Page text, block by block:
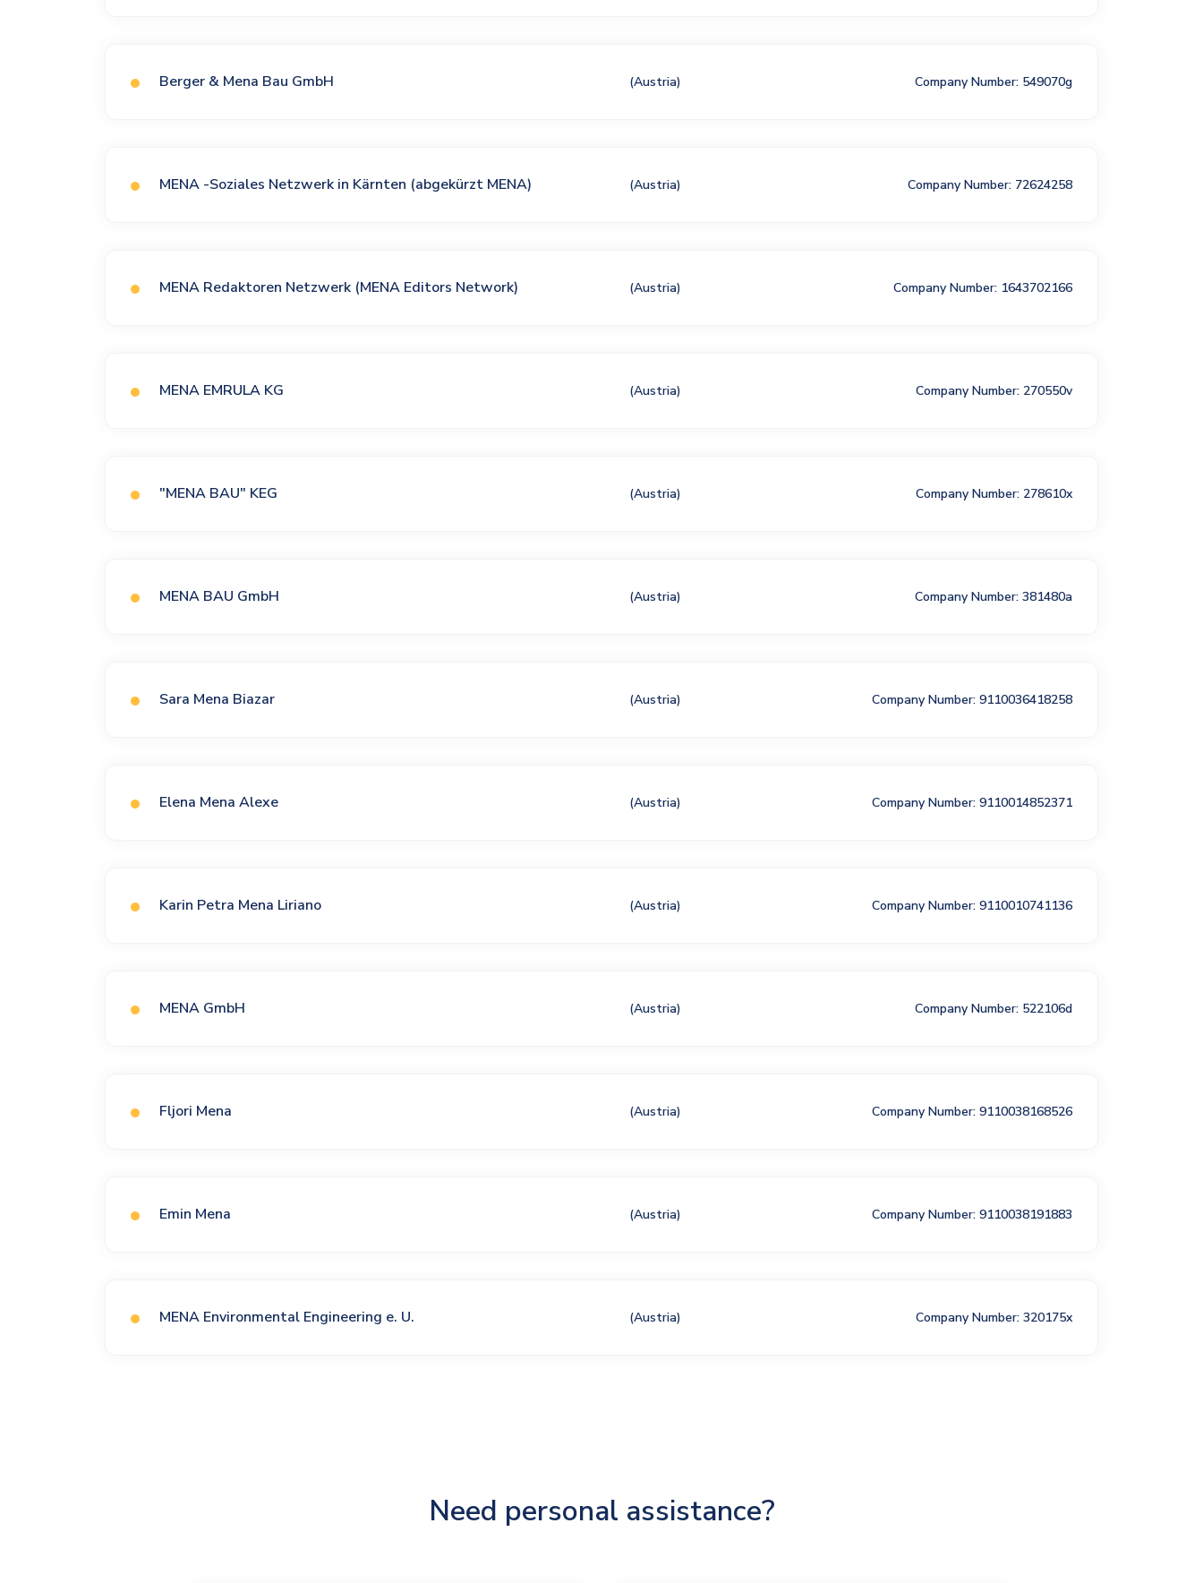
Berger & Mena Bau GmbH (Austria) Company Number: 549070g
MENA -Soziales Netzwerk in Kärnten (abgekürzt MENA) (Austria) Company Number: 72624258
MENA Redaktoren Netzwerk (MENA Editors Network) (Austria) Company Number: 1643702166
MENA EMRULA KG (Austria) Company Number: 270550v
"MENA BAU" KEG (Austria) Company Number: 278610x
MENA BAU GmbH (Austria) Company Number: 381480a
Sara Mena Biazar (Austria) Company Number: 9110036418258
Elena Mena Alexe (Austria) Company Number: 9110014852371
Karin Petra Mena Liriano (Austria) Company Number: 9110010741136
MENA GmbH (Austria) Company Number: 522106d
Fljori Mena (Austria) Company Number: 9110038168526
Emin Mena (Austria) Company Number: 9110038191883
MENA Environmental Engineering e. U. (Austria) Company Number: 320175x
Need personal assistance?